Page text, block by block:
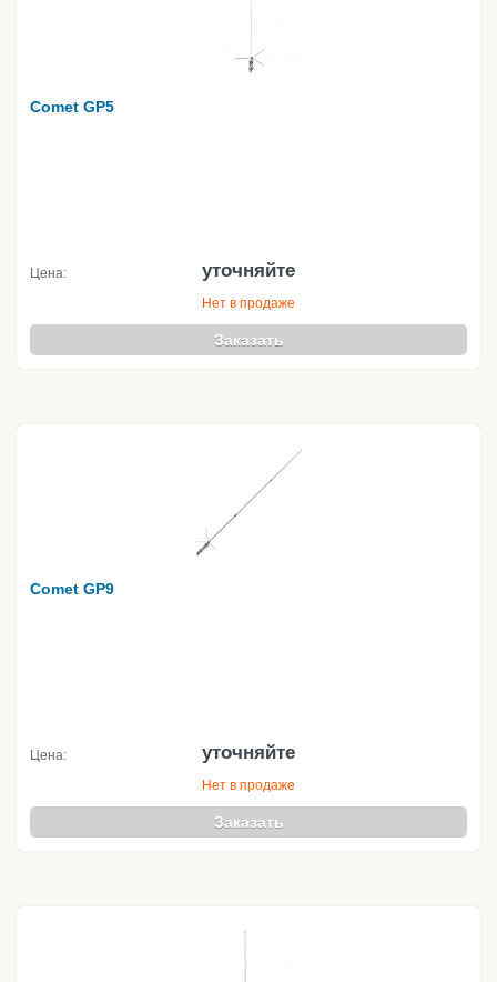
Comet GP5
Цена: уточняйте
Нет в продаже
Заказать
Comet GP9
Цена: уточняйте
Нет в продаже
Заказать